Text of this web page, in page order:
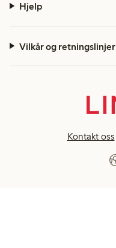
Hjelp
Vilkår og retningslinjer
Kontakt oss